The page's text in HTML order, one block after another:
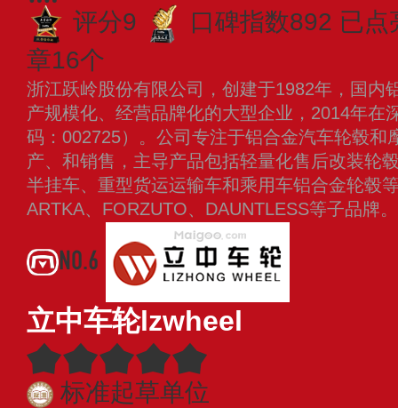
评分9
口碑指数892 已点
章16个
浙江跃岭股份有限公司，创建于1982年，国内
产规模化、经营品牌化的大型企业，2014年在
码：002725）。公司专注于铝合金汽车轮毂和
产、和销售，主导产品包括轻量化售后改装轮
半挂车、重型货运运输车和乘用车铝合金轮毂
ARTKA、FORZUTO、DAUNTLESS等子品牌
NO.6
立中车轮lzwheel
标准起草单位